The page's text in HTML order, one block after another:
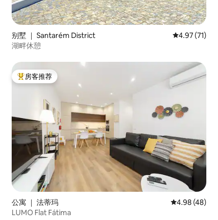
别墅 ｜ Santarém District 平均评分
4.97 (71)
湖畔休憩
热门「房客推荐」
房客推荐
公寓 ｜ 法蒂玛 平均评分
4.98 (48)
LUMO Flat Fátima